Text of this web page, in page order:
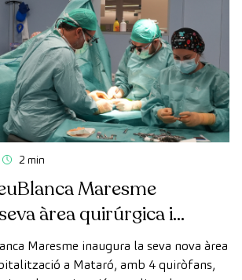
2 min
Maresme
àrea quirúrgica i
Maresme inaugura la seva nova àrea
a Mataró, amb 4 quiròfans,